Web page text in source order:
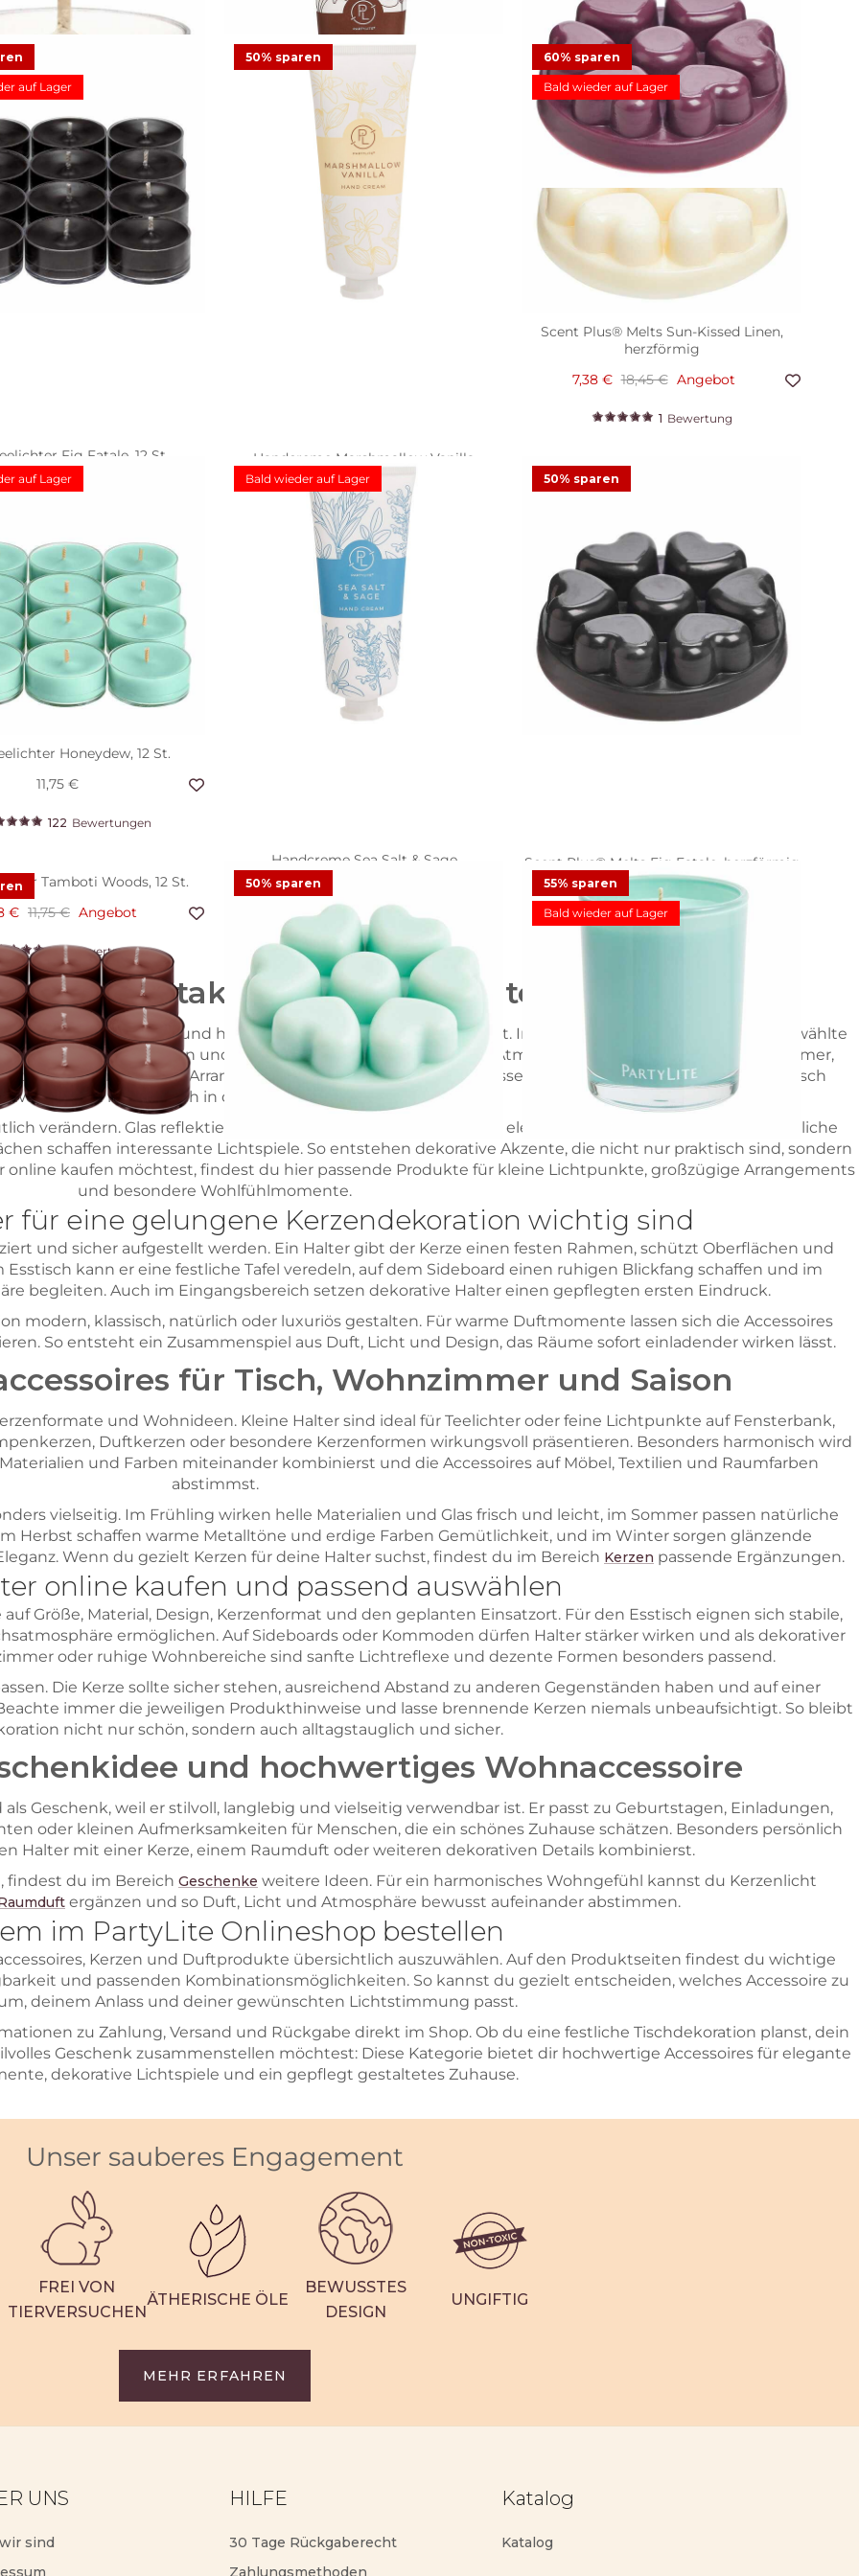
auf Lager
Fig Fatale, 12 St.
€ 11,75 €
50% sparen
Handcreme Marshmallow Vanilla
5,98 € 11,95 € Angebot
1 Bewertung
60% sparen
Bald wieder auf Lager
Scent Plus® Melts Sun-Kissed Linen,
herzförmig
7,38 € 18,45 € Angebot
1 Bewertung
auf Lager
Honeydew, 12 St.
11,75 €
122 Bewertungen
Bald wieder auf Lager
Handcreme Sea Salt & Sage
Bewertungen
50% sparen
Scent Plus® Melts Fig Fatale, herzförmig
9,23 € 18,45 € Angebot
Tamboti Woods, 12 St.
€ 11,75 € Angebot
44 Bewertungen
50% sparen
Scent Plus® Melts Honeydew, herzförmig
9,23 €
18,45 €
1 Bewertung
55% sparen
Bald wieder auf Lager
Lichtakzente und elegante Dekoration
sicher, dekorativ und hochwertig in Szene setzen möchtest. In dieser Kategorie findest du ausgewählte
Design verbinden und deinem Zuhause eine besondere Atmosphäre verleihen. Ob für Wohnzimmer,
oder saisonale Arrangements: Mit passenden Haltern lassen sich Kerzen gezielt platzieren, optisch
und harmonisch in deinen Wohnstil integrieren.
verändern. Glas reflektiert das Licht weich, Metall bringt eine elegante Note in die Dekoration, natürliche
schaffen interessante Lichtspiele. So entstehen dekorative Akzente, die nicht nur praktisch sind, sondern
online kaufen möchtest, findest du hier passende Produkte für kleine Lichtpunkte, großzügige Arrangements
und besondere Wohlfühlmomente.
für eine gelungene Kerzendekoration wichtig sind
und sicher aufgestellt werden. Ein Halter gibt der Kerze einen festen Rahmen, schützt Oberflächen und
kann er eine festliche Tafel veredeln, auf dem Sideboard einen ruhigen Blickfang schaffen und im
begleiten. Auch im Eingangsbereich setzen dekorative Halter einen gepflegten ersten Eindruck.
modern, klassisch, natürlich oder luxuriös gestalten. Für warme Duftmomente lassen sich die Accessoires
So entsteht ein Zusammenspiel aus Duft, Licht und Design, das Räume sofort einladender wirken lässt.
für Tisch, Wohnzimmer und Saison
und Wohnideen. Kleine Halter sind ideal für Teelichter oder feine Lichtpunkte auf Fensterbank,
Duftkerzen oder besondere Kerzenformen wirkungsvoll präsentieren. Besonders harmonisch wird
und Farben miteinander kombinierst und die Accessoires auf Möbel, Textilien und Raumfarben
abstimmst.
vielseitig. Im Frühling wirken helle Materialien und Glas frisch und leicht, im Sommer passen natürliche
Herbst schaffen warme Metalltöne und erdige Farben Gemütlichkeit, und im Winter sorgen glänzende
Wenn du gezielt Kerzen für deine Halter suchst, findest du im Bereich Kerzen passende Ergänzungen.
online kaufen und passend auswählen
Größe, Material, Design, Kerzenformat und den geplanten Einsatzort. Für den Esstisch eignen sich stabile,
ermöglichen. Auf Sideboards oder Kommoden dürfen Halter stärker wirken und als dekorativer
oder ruhige Wohnbereiche sind sanfte Lichtreflexe und dezente Formen besonders passend.
Die Kerze sollte sicher stehen, ausreichend Abstand zu anderen Gegenständen haben und auf einer
immer die jeweiligen Produkthinweise und lasse brennende Kerzen niemals unbeaufsichtigt. So bleibt
nicht nur schön, sondern auch alltagstauglich und sicher.
und hochwertiges Wohnaccessoire
Geschenk, weil er stilvoll, langlebig und vielseitig verwendbar ist. Er passt zu Geburtstagen, Einladungen,
oder kleinen Aufmerksamkeiten für Menschen, die ein schönes Zuhause schätzen. Besonders persönlich
Halter mit einer Kerze, einem Raumduft oder weiteren dekorativen Details kombinierst.
findest du im Bereich Geschenke weitere Ideen. Für ein harmonisches Wohngefühl kannst du Kerzenlicht
ergänzen und so Duft, Licht und Atmosphäre bewusst aufeinander abstimmen.
im PartyLite Onlineshop bestellen
Kerzen und Duftprodukte übersichtlich auszuwählen. Auf den Produktseiten findest du wichtige
und passenden Kombinationsmöglichkeiten. So kannst du gezielt entscheiden, welches Accessoire zu
deinem Anlass und deiner gewünschten Lichtstimmung passt.
zu Zahlung, Versand und Rückgabe direkt im Shop. Ob du eine festliche Tischdekoration planst, dein
Geschenk zusammenstellen möchtest: Diese Kategorie bietet dir hochwertige Accessoires für elegante
dekorative Lichtspiele und ein gepflegt gestaltetes Zuhause.
Unser sauberes Engagement
FREI VON
TIERVERSUCHEN
ÄTHERISCHE ÖLE
BEWUSSTES
DESIGN
UNGIFTIG
MEHR ERFAHREN
UNS
sind
HILFE
30 Tage Rückgaberecht
Zahlungsmethoden
Katalog
Katalog